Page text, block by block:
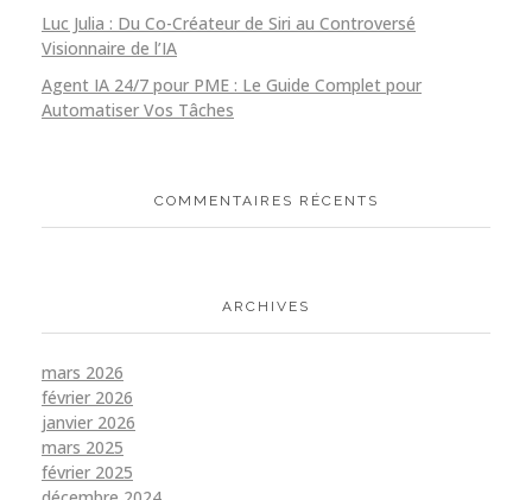
Luc Julia : Du Co-Créateur de Siri au Controversé
Visionnaire de l’IA
Agent IA 24/7 pour PME : Le Guide Complet pour
Automatiser Vos Tâches
COMMENTAIRES RÉCENTS
ARCHIVES
mars 2026
février 2026
janvier 2026
mars 2025
février 2025